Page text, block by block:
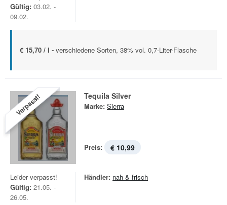
Gültig: 03.02. -
09.02.
€ 15,70 / l - verschiedene Sorten, 38% vol. 0,7-Liter-Flasche
Verpasst! Tequila Silver
Marke: Sierra
Preis: € 10,99
Leider verpasst!
Gültig: 21.05. -
26.05.
Händler: nah & frisch